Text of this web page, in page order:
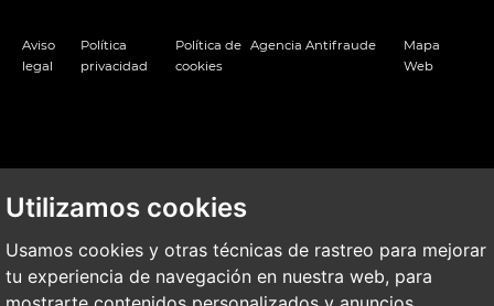
Utilizamos cookies
Usamos cookies y otras técnicas de rastreo para mejorar
tu experiencia de navegación en nuestra web, para
Aviso
legal
Política
privacidad
Política de
cookies
Agencia Antifraude
Mapa
Web